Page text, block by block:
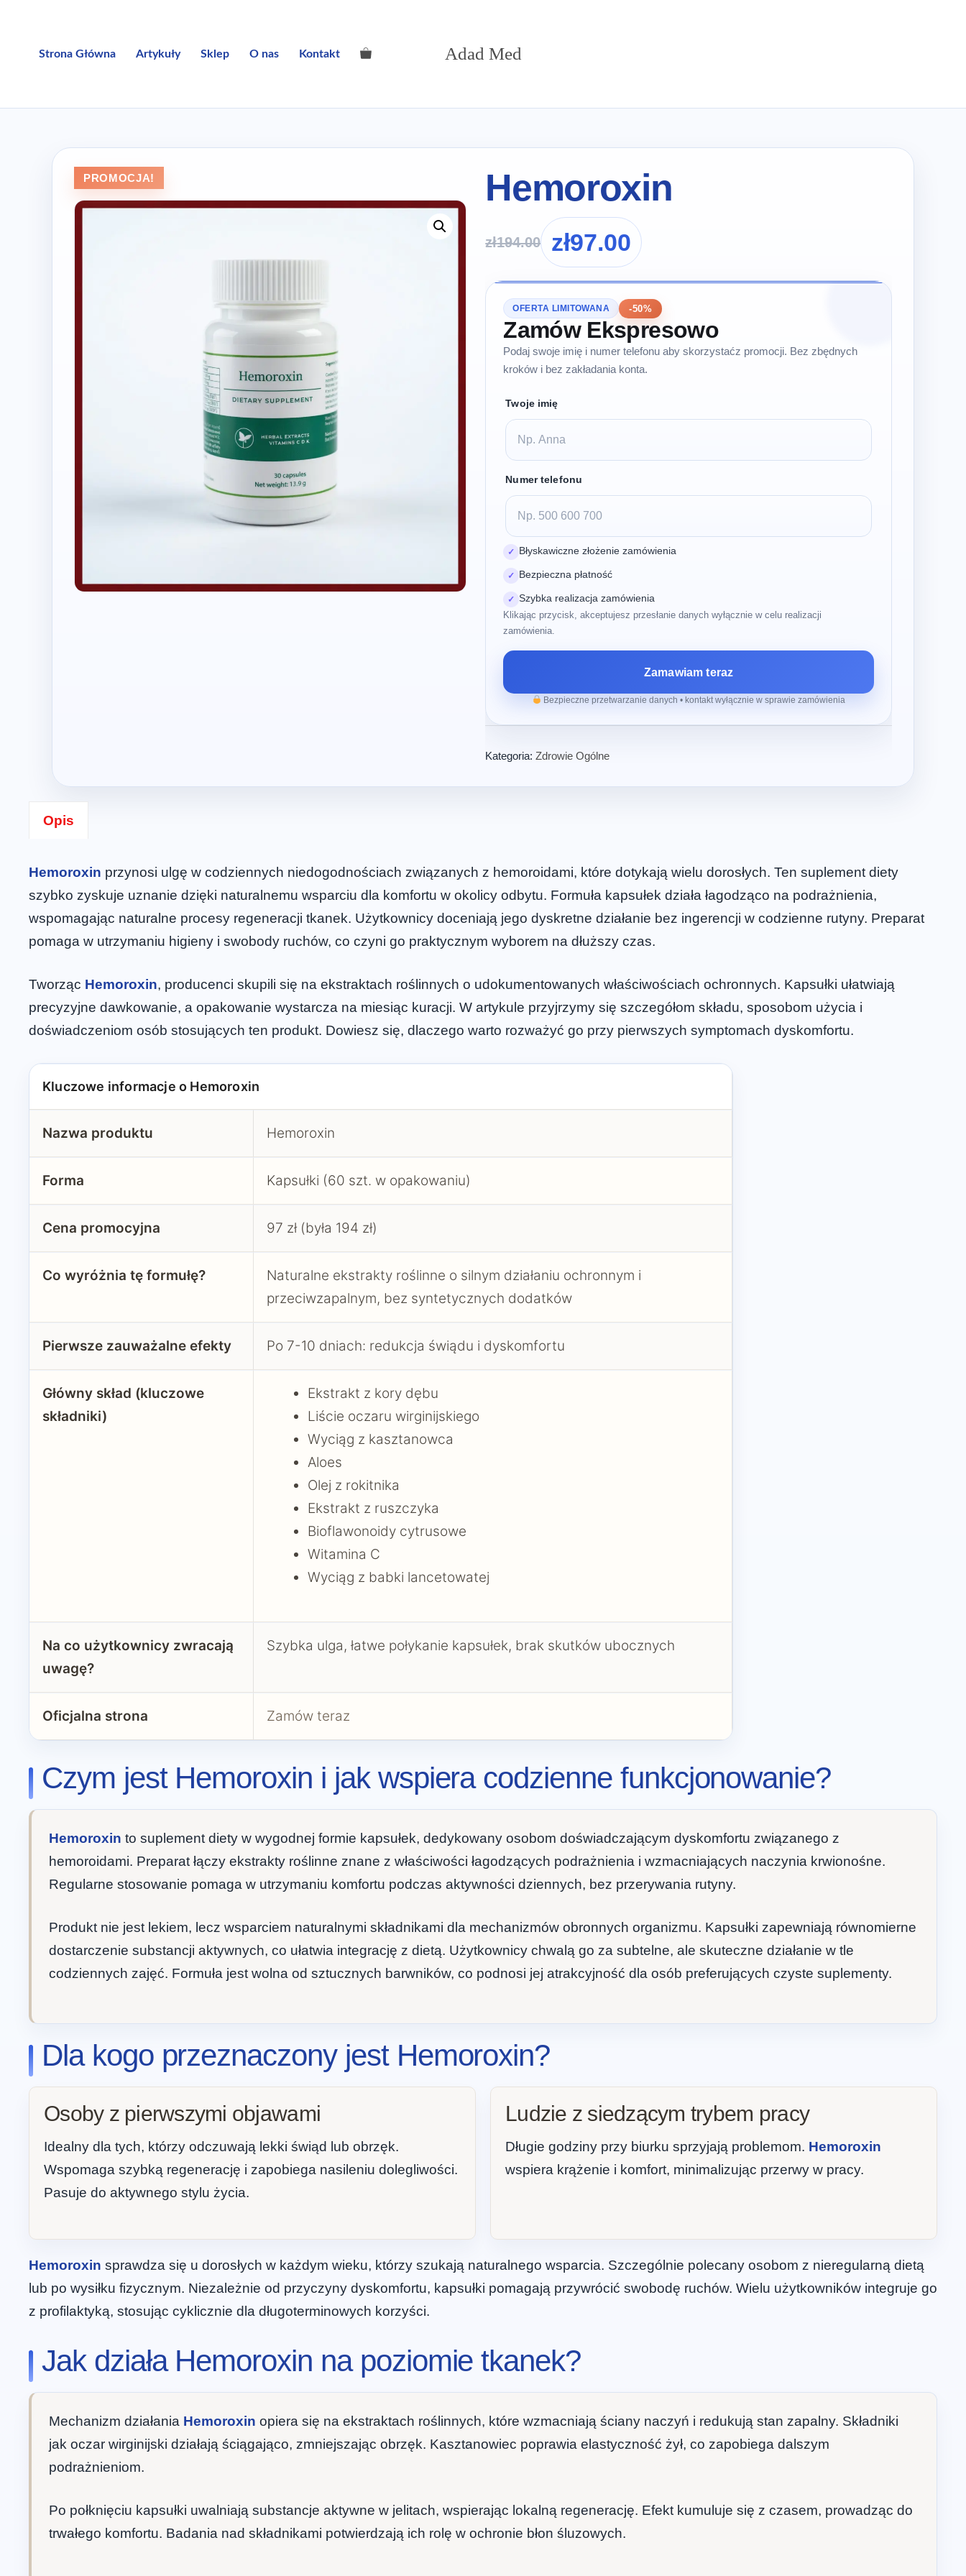
Adad Med
Strona Główna Artykuły Sklep O nas Kontakt
PROMOCJA! Hemoroxin
zł194.00 zł97.00
OFERTA LIMITOWANA -50%
Zamów Ekspresowo
Podaj swoje imię i numer telefonu aby skorzystaćz promocji. Bez zbędnych
kroków i bez zakładania konta.
Twoje imię
Numer telefonu
✓ Błyskawiczne złożenie zamówienia
✓ Bezpieczna płatność
✓ Szybka realizacja zamówienia
Klikając przycisk, akceptujesz przesłanie danych wyłącznie w celu realizacji
zamówienia.
Zamawiam teraz
Bezpieczne przetwarzanie danych • kontakt wyłącznie w sprawie zamówienia
Kategoria:Zdrowie Ogólne
Opis
Hemoroxin przynosi ulgę w codziennych niedogodnościach związanych z hemoroidami, które dotykają wielu dorosłych. Ten suplement diety
szybko zyskuje uznanie dzięki naturalnemu wsparciu dla komfortu w okolicy odbytu. Formuła kapsułek działa łagodząco na podrażnienia,
wspomagając naturalne procesy regeneracji tkanek. Użytkownicy doceniają jego dyskretne działanie bez ingerencji w codzienne rutyny. Preparat
pomaga w utrzymaniu higieny i swobody ruchów, co czyni go praktycznym wyborem na dłuższy czas.
Tworząc Hemoroxin, producenci skupili się na ekstraktach roślinnych o udokumentowanych właściwościach ochronnych. Kapsułki ułatwiają
precyzyjne dawkowanie, a opakowanie wystarcza na miesiąc kuracji. W artykule przyjrzymy się szczegółom składu, sposobom użycia i
doświadczeniom osób stosujących ten produkt. Dowiesz się, dlaczego warto rozważyć go przy pierwszych symptomach dyskomfortu.
Kluczowe informacje o Hemoroxin
Nazwa produktu Hemoroxin
Forma Kapsułki (60 szt. w opakowaniu)
Cena promocyjna 97 zł (była 194 zł)
Co wyróżnia tę formułę?
Naturalne ekstrakty roślinne o silnym działaniu ochronnym i
przeciwzapalnym, bez syntetycznych dodatków
Pierwsze zauważalne efekty Po 7-10 dniach: redukcja świądu i dyskomfortu
Główny skład (kluczowe
składniki)
Ekstrakt z kory dębu
Liście oczaru wirginijskiego
Wyciąg z kasztanowca
Aloes
Olej z rokitnika
Ekstrakt z ruszczyka
Bioflawonoidy cytrusowe
Witamina C
Wyciąg z babki lancetowatej
Na co użytkownicy zwracają
uwagę?
Szybka ulga, łatwe połykanie kapsułek, brak skutków ubocznych
Oficjalna strona Zamów teraz
Czym jest Hemoroxin i jak wspiera codzienne funkcjonowanie?
Hemoroxin to suplement diety w wygodnej formie kapsułek, dedykowany osobom doświadczającym dyskomfortu związanego z
hemoroidami. Preparat łączy ekstrakty roślinne znane z właściwości łagodzących podrażnienia i wzmacniających naczynia krwionośne.
Regularne stosowanie pomaga w utrzymaniu komfortu podczas aktywności dziennych, bez przerywania rutyny.
Produkt nie jest lekiem, lecz wsparciem naturalnymi składnikami dla mechanizmów obronnych organizmu. Kapsułki zapewniają równomierne
dostarczenie substancji aktywnych, co ułatwia integrację z dietą. Użytkownicy chwalą go za subtelne, ale skuteczne działanie w tle
codziennych zajęć. Formuła jest wolna od sztucznych barwników, co podnosi jej atrakcyjność dla osób preferujących czyste suplementy.
Dla kogo przeznaczony jest Hemoroxin?
Osoby z pierwszymi objawami
Idealny dla tych, którzy odczuwają lekki świąd lub obrzęk.
Wspomaga szybką regenerację i zapobiega nasileniu dolegliwości.
Pasuje do aktywnego stylu życia.
Ludzie z siedzącym trybem pracy
Długie godziny przy biurku sprzyjają problemom. Hemoroxin
wspiera krążenie i komfort, minimalizując przerwy w pracy.
Hemoroxin sprawdza się u dorosłych w każdym wieku, którzy szukają naturalnego wsparcia. Szczególnie polecany osobom z nieregularną dietą
lub po wysiłku fizycznym. Niezależnie od przyczyny dyskomfortu, kapsułki pomagają przywrócić swobodę ruchów. Wielu użytkowników integruje go
z profilaktyką, stosując cyklicznie dla długoterminowych korzyści.
Jak działa Hemoroxin na poziomie tkanek?
Mechanizm działania Hemoroxin opiera się na ekstraktach roślinnych, które wzmacniają ściany naczyń i redukują stan zapalny. Składniki
jak oczar wirginijski działają ściągająco, zmniejszając obrzęk. Kasztanowiec poprawia elastyczność żył, co zapobiega dalszym
podrażnieniom.
Po połknięciu kapsułki uwalniają substancje aktywne w jelitach, wspierając lokalną regenerację. Efekt kumuluje się z czasem, prowadząc do
trwałego komfortu. Badania nad składnikami potwierdzają ich rolę w ochronie błon śluzowych.